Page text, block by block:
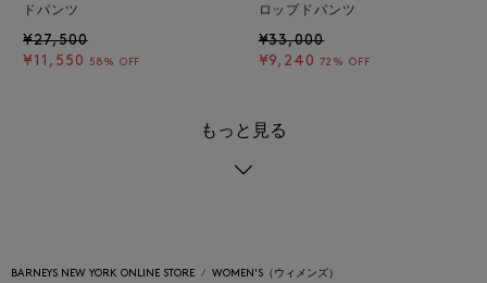
ドパンツ
¥27,500
¥11,550
58% OFF
ロップドパンツ
¥33,000
¥9,240 72% OFF
もっと見る
BARNEYS NEW YORK ONLINE STORE
WOMEN'S（ウィメンズ）